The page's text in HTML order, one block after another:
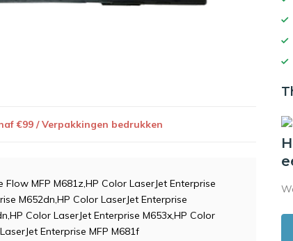
€99 / Verpakkingen bedrukken
MFP M681z,HP Color LaserJet Enterprise
M652dn,HP Color LaserJet Enterprise
Color LaserJet Enterprise M653x,HP Color
Enterprise MFP M681f